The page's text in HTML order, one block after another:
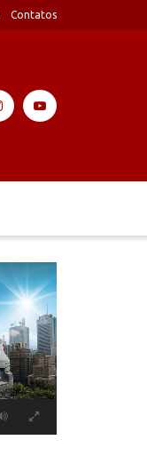
Contatos